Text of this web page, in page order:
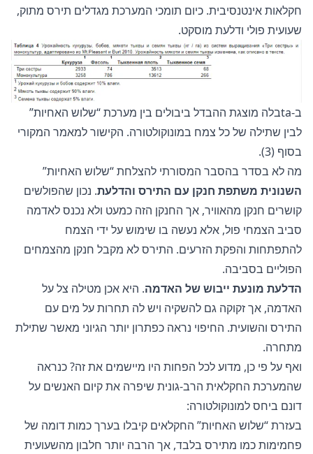
חקלאות אינטנסיבית. כיום תומכי המערכת מגדלים תירס מתוק,
שעועית פולי ודלעת מוסקט.
ב-taבלה מוצגת ההבדל ביבולים בין מערכת “שלוש האחיות”
לבין שתילה של כל צמח במונוקולטורה. הקישור למאמר המקורי
בסוף (3).
מה לא בסדר בהסבר המסורתי להצלחת “שלוש האחיות”
השנונית משתפת חנקן עם התירס והדלעת. נכון שהפולשים
קושרים חנקן מהאוויר, אך החנקן הזה כמעט ולא נכנס לאדמה
סביב הצמחי פול, אלא נעשה בו שימוש על ידי הצמח
להתפתחות והפקת הזרעים. התירס לא מקבל חנקן מהצמחים
הפוליים בסביבה.
הדלעת מונעת ייבוש של האדמה. היא אכן מטילה צל על
האדמה, אך זקוקה גם להשקיה ויש לה תחרות על מים עם
התירס והשועית. החיפוי נראה כפתרון יותר הגיוני מאשר שתילת
מתחרה.
ואף על פי כן, מדוע לכל הפחות היו מיישמים את זה? כנראה
שהמערכת החקלאית הרב-גונית שיפרה את קיום האנשים על
דונם ביחס למונוקולטורה:
בעזרת “שלוש האחיות” החקלאים קיבלו בערך כמות דומה של
פחמימות כמו מתירס בלבד, אך הרבה יותר חלבון מהשעועית